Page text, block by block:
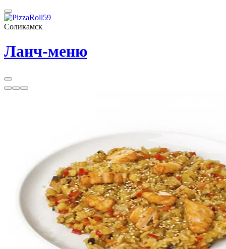
Соликамск
Ланч-меню